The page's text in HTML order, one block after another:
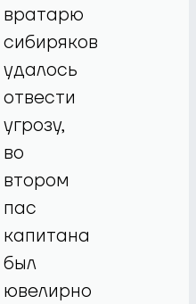
вратарю
сибиряков
удалось
отвести
угрозу,
во
втором
пас
капитана
был
ювелирно